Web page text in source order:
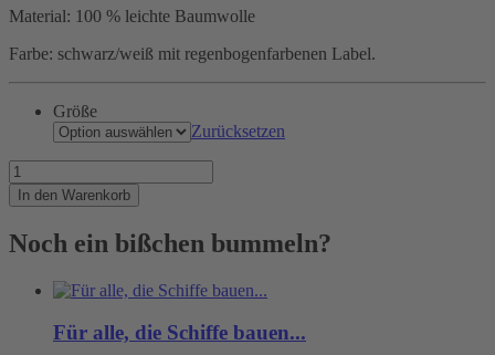
Material: 100 % leichte Baumwolle
Farbe: schwarz/weiß mit regenbogenfarbenen Label.
Größe
Zurücksetzen
Limited
Edition!
Menge
In den Warenkorb
Noch ein bißchen bummeln?
Für alle, die Schiffe bauen...